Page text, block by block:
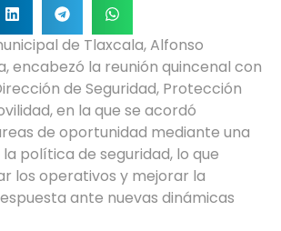
de Tlaxcala, Alfonso
encabezó la reunión quincenal con
de Seguridad, Protección
en la que se acordó
de oportunidad mediante una
política de seguridad, lo que
los operativos y mejorar la
ante nuevas dinámicas